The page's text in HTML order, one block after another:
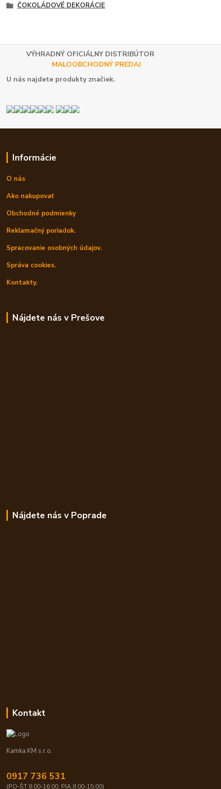
ČOKOLÁDOVÉ DEKORÁCIE
VÝHRADNÝ OFICIÁLNY DISTRIBÚTOR
MALOOBCHODNÝ PREDAJ
U nás najdete produkty značiek.
Informácie
O nás
Ako nakupovať
Obchodné podmienky
Reklamačný poriadok.
Spracovanie osobných údajov.
Správa cookies.
Kontakty.
Nájdete nás v Prešove
Nájdete nás v Poprade
Kontakt
Kamka KM s.r.o.
0917 736 531
(PO-ŠT 8:00-16:00, PIA 8:00-15:00)